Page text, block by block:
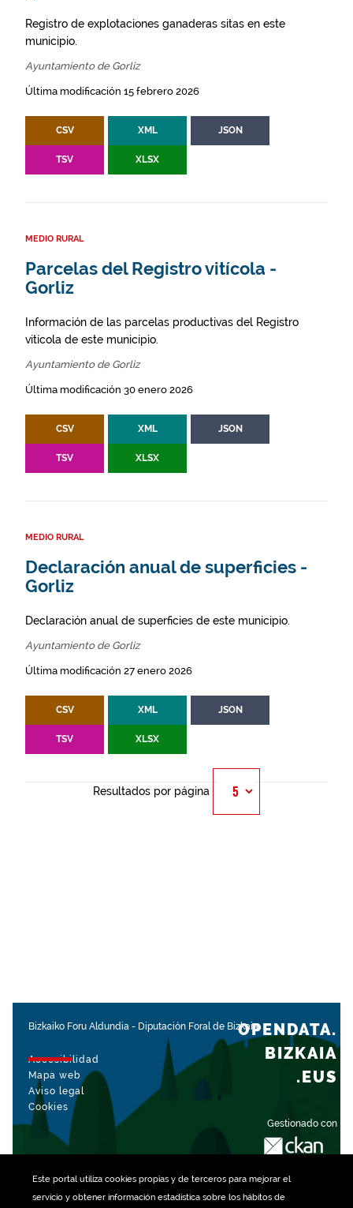
Este portal utiliza cookiespropias y de terceros para mejorar el
servicio y obtener información estadística sobre los hábitos de
Registro de explotaciones ganaderas sitas en este
municipio.
Ayuntamiento de Gorliz
Última modificación 15 febrero 2026
CSV XML JSON
TSV XLSX
MEDIO RURAL
Parcelas del Registro vitícola -
Gorliz
Información de las parcelas productivas del Registro
vitícola de este municipio.
Ayuntamiento de Gorliz
Última modificación 30 enero 2026
CSV XML JSON
TSV XLSX
MEDIO RURAL
Declaración anual de superficies -
Gorliz
Declaración anual de superficies de este municipio.
Ayuntamiento de Gorliz
Última modificación 27 enero 2026
CSV XML JSON
TSV XLSX
Resultados por página
Bizkaiko Foru Aldundia - Diputación Foral de Bizkaia
Accesibilidad
Mapa web
Aviso legal
Cookies
Gestionado con
OPENDATA.
BIZKAIA
.EUS